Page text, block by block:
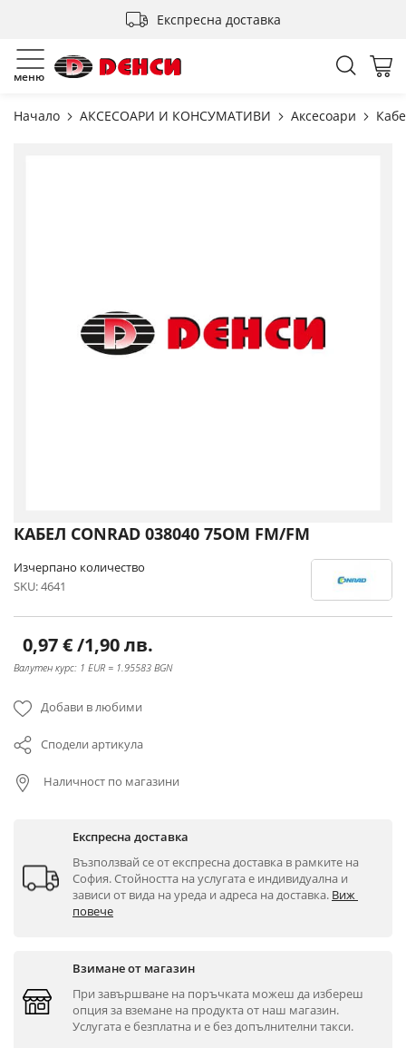
Експресна доставка
меню
Начало АКСЕСОАРИ И КОНСУМАТИВИ Аксесоари
Преминете
началото
на
със
снимки
КАБЕЛ CONRAD 038040 75ОМ FМ/FМ
Изчерпано количество
SKU 4641
0,97 €/1,90 лв.
Валутен курс: 1 EUR = 1.95583 BGN
Добави в любими
Сподели артикула
Наличност по магазини
Експресна доставка
Възползвай се от експресна доставка в рамките на
София. Стойността на услугата е индивидуална и
зависи от вида на уреда и адреса на доставка. Виж
повече
Взимане от магазин
При завършване на поръчката можеш да избереш
опция за вземане на продукта от наш магазин.
Услугата е безплатна и е без допълнителни такси.